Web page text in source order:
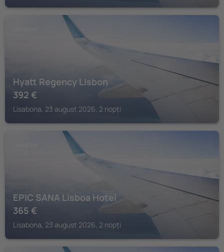
Hyatt Regency Lisbon
392 €
Lisabona, 23 august 2026, 2 nopți
EPIC SANA Lisboa Hotel
365 €
Lisabona, 23 august 2026, 2 nopți